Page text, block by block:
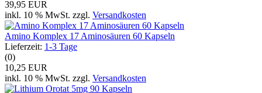
39,95 EUR
inkl. 10 % MwSt. zzgl. Versandkosten
Amino Komplex 17 Aminosäuren 60 Kapseln
Lieferzeit: 1-3 Tage
(0)
10,25 EUR
inkl. 10 % MwSt. zzgl. Versandkosten